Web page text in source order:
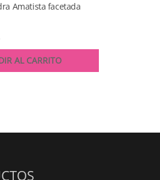
Amatista facetada
AL CARRITO